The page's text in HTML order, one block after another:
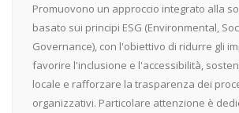
Promuovono un approccio integrato alla
basato sui principi ESG (Environmental,
Governance), con l'obiettivo di ridurre gli
favorire l'inclusione e l'accessibilità,
locale e rafforzare la trasparenza dei
organizzativi. Particolare attenzione è